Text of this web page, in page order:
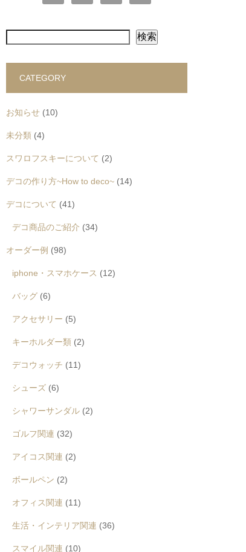
検索
CATEGORY
お知らせ (10)
未分類 (4)
スワロフスキーについて (2)
デコの作り方~How to deco~ (14)
デコについて (41)
デコ商品のご紹介 (34)
オーダー例 (98)
iphone・スマホケース (12)
バッグ (6)
アクセサリー (5)
キーホルダー類 (2)
デコウォッチ (11)
シューズ (6)
シャワーサンダル (2)
ゴルフ関連 (32)
アイコス関連 (2)
ボールペン (2)
オフィス関連 (11)
生活・インテリア関連 (36)
スマイル関連 (10)